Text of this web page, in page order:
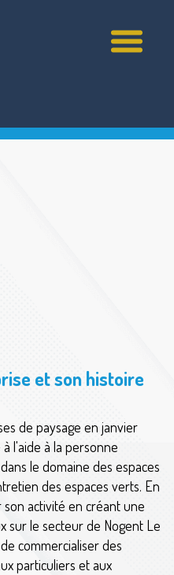
et son histoire
de paysage en janvier
l'aide à la personne
le domaine des espaces
des espaces verts. En
son activité en créant une
sur le secteur de Nogent Le
commercialiser des
particuliers et aux